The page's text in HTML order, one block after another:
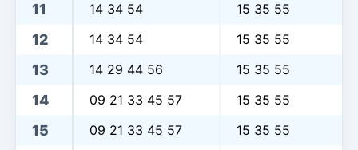
11 14 34 54 15 35 55
12 14 34 54 15 35 55
13 14 29 44 56 15 35 55
14 09 21 33 45 57 15 35 55
15 09 21 33 45 57 15 35 55